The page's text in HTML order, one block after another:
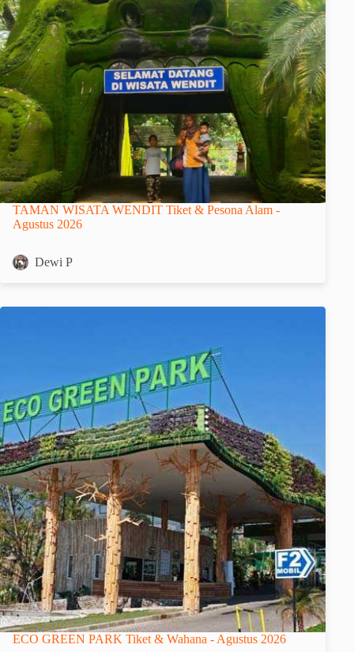
TAMAN WISATA WENDIT Tiket & Pesona Alam -
Agustus 2026
Dewi P
ECO GREEN PARK Tiket & Wahana - Agustus 2026